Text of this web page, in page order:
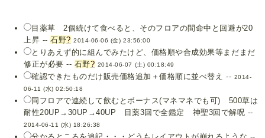
目薬草 2個続けて食べると、そのフロアの間命中と回避が20
上昇 --石野? 2014-06-06 (金) 23:56:00
とりあえず的に組んでみたけど、価格順や合成効果等まだまだ
修正が必要 -- 石野? 2014-06-07 (土) 00:18:49
確認できたものだけ販売価格追加＋価格順に並べ替え -- 2014-
06-11 (水) 02:50:18
同フロアで連続して飲むとボーナス(マネマネでも可) 500草は
耐性20UP→30UP→40UP 目薬3回で全鑑定 神聖3回で解呪 --
2014-06-11 (水) 18:26:38